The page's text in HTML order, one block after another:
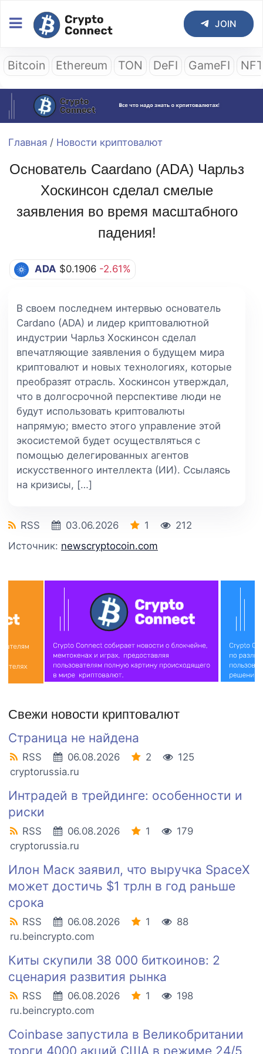
JOIN
Bitcoin Ethereum TON DeFI GameFI
Главная / Новости криптовалют
Основатель Caardano (ADA) Чарльз
Хоскинсон сделал смелые
заявления во время масштабного
падения!
ADA $0.1906 -2.61%
В своем последнем интервью основатель
Cardano (ADA) и лидер криптовалютной
индустрии Чарльз Хоскинсон сделал
впечатляющие заявления о будущем мира
криптовалют и новых технологиях, которые
преобразят отрасль. Хоскинсон утверждал,
что в долгосрочной перспективе люди не
будут использовать криптовалюты
напрямую; вместо этого управление этой
экосистемой будет осуществляться с
помощью делегированных агентов
искусственного интеллекта (ИИ). Ссылаясь
на кризисы, […]
RSS 03.06.2026 1
212
Источник: newscryptocoin.com
Свежи новости криптовалют
Страница не найдена
RSS 06.08.2026 2
125
cryptorussia.ru
Интрадей в трейдинге: особенности и
риски
RSS 06.08.2026 1
179
cryptorussia.ru
Илон Маск заявил, что выручка SpaceX
может достичь $1 трлн в год раньше
срока
RSS 06.08.2026 1
88
ru.beincrypto.com
Киты скупили 38 000 биткоинов: 2
сценария развития рынка
RSS 06.08.2026 1
198
ru.beincrypto.com
Coinbase запустила в Великобритании
торги 4000 акций США в режиме 24/5